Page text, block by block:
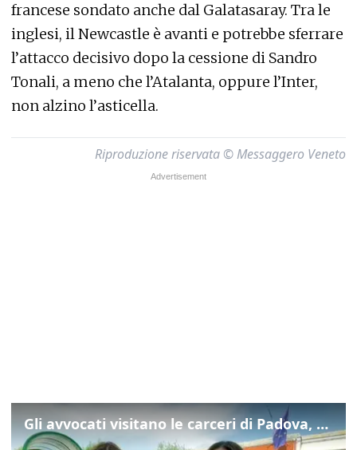
francese sondato anche dal Galatasaray. Tra le
inglesi, il Newcastle è avanti e potrebbe sferrare
l’attacco decisivo dopo la cessione di Sandro
Tonali, a meno che l’Atalanta, oppure l’Inter,
non alzino l’asticella.
Riproduzione riservata © Messaggero Veneto
Gli avvocati visitano le carceri di Padova, ecco cosa hanno trovato